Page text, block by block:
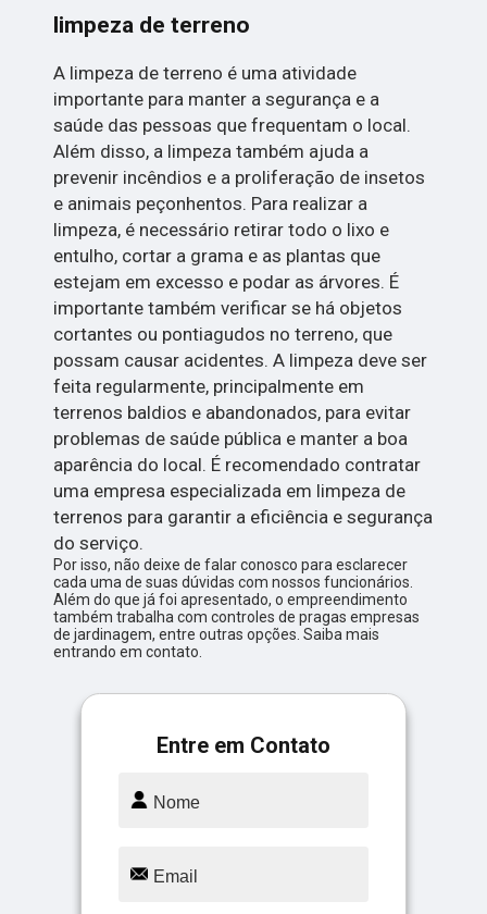
limpeza de terreno
A limpeza de terreno é uma atividade
importante para manter a segurança e a
saúde das pessoas que frequentam o local.
Além disso, a limpeza também ajuda a
prevenir incêndios e a proliferação de insetos
e animais peçonhentos. Para realizar a
limpeza, é necessário retirar todo o lixo e
entulho, cortar a grama e as plantas que
estejam em excesso e podar as árvores. É
importante também verificar se há objetos
cortantes ou pontiagudos no terreno, que
possam causar acidentes. A limpeza deve ser
feita regularmente, principalmente em
terrenos baldios e abandonados, para evitar
problemas de saúde pública e manter a boa
aparência do local. É recomendado contratar
uma empresa especializada em limpeza de
terrenos para garantir a eficiência e segurança
do serviço.
Por isso, não deixe de falar conosco para esclarecer
cada uma de suas dúvidas com nossos funcionários.
Além do que já foi apresentado, o empreendimento
também trabalha com controles de pragas empresas
de jardinagem, entre outras opções. Saiba mais
entrando em contato.
Entre em Contato